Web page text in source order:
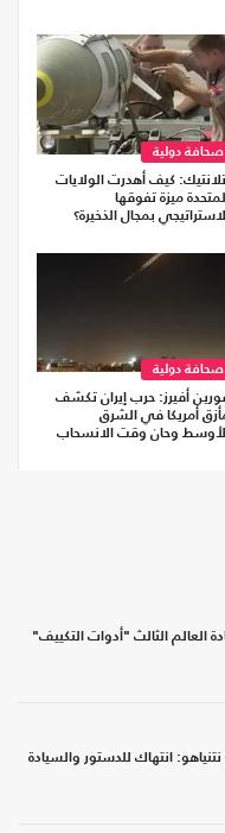
صحافة دولية
أتلانتيك: كيف أهدرت الولايات
المتحدة ميزة تفوقها
الاستراتيجي بمجال الذخيرة؟
صحافة دولية
أفيرز: حرب إيران تكشف
أمريكا في الشرق
الأوسط وحان وقت الانسحاب
العالم الثالث "أدوات التكييف"
انتهاك للدستور والسيادة